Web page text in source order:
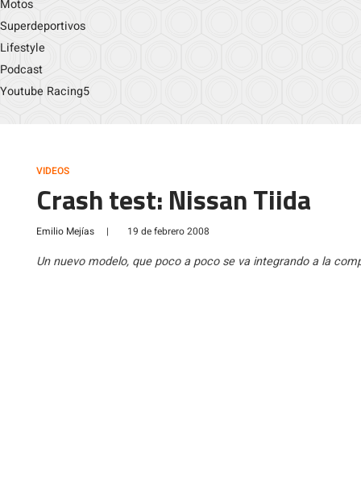
Motos
Superdeportivos
Lifestyle
Podcast
Youtube Racing5
VIDEOS
Crash test: Nissan Tiida
Emilio Mejías | 19 de febrero 2008
Un nuevo modelo, que poco a poco se va integrando a la